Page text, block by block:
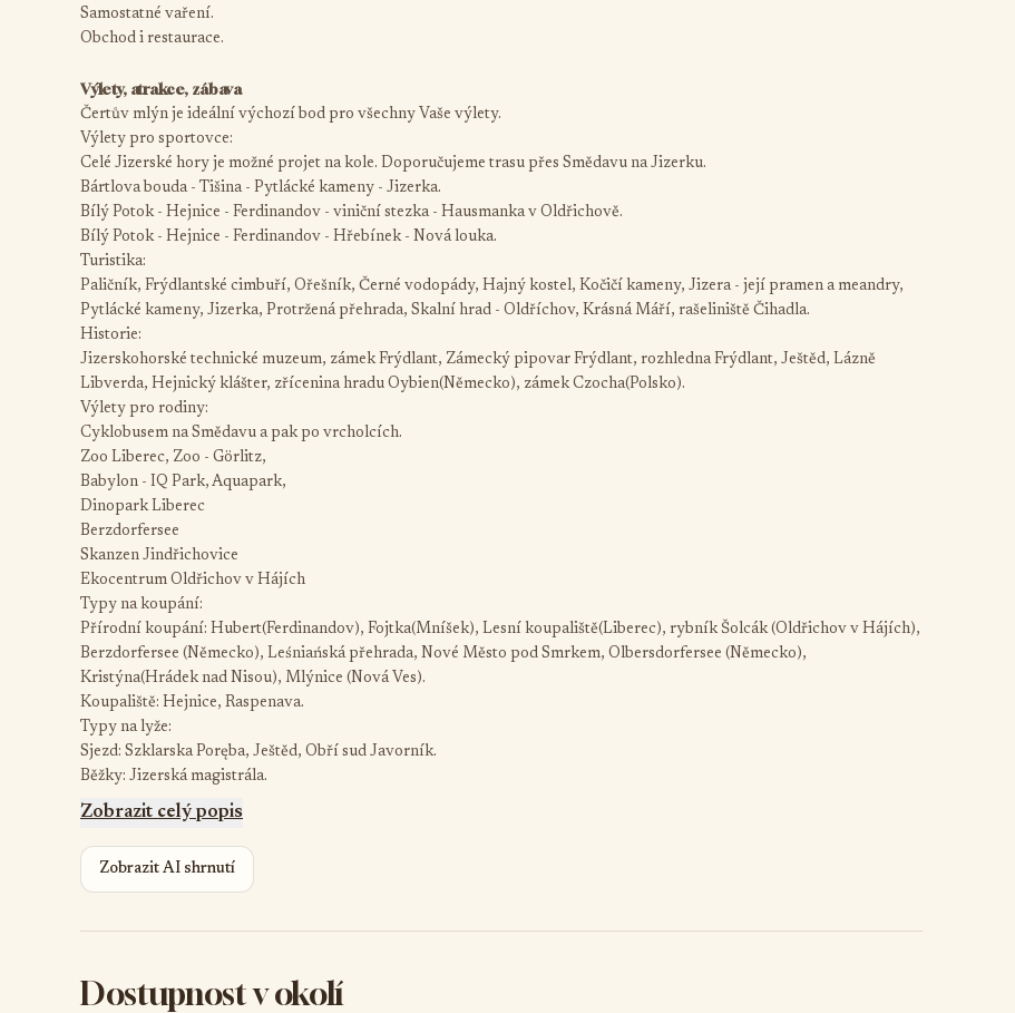
Samostatné vaření.
Obchod i restaurace.
Výlety, atrakce, zábava
Čertův mlýn je ideální výchozí bod pro všechny Vaše výlety.
Výlety pro sportovce:
Celé Jizerské hory je možné projet na kole. Doporučujeme trasu přes Smědavu na Jizerku.
Bártlova bouda - Tišina - Pytlácké kameny - Jizerka.
Bílý Potok - Hejnice - Ferdinandov - viniční stezka - Hausmanka v Oldřichově.
Bílý Potok - Hejnice - Ferdinandov - Hřebínek - Nová louka.
Turistika:
Paličník, Frýdlantské cimbuří, Ořešník, Černé vodopády, Hajný kostel, Kočičí kameny, Jizera - její pramen a meandry,
Pytlácké kameny, Jizerka, Protržená přehrada, Skalní hrad - Oldříchov, Krásná Máří, rašeliniště Čihadla.
Historie:
Jizerskohorské technické muzeum, zámek Frýdlant, Zámecký pipovar Frýdlant, rozhledna Frýdlant, Ještěd, Lázně
Libverda, Hejnický klášter, zřícenina hradu Oybien(Německo), zámek Czocha(Polsko).
Výlety pro rodiny:
Cyklobusem na Smědavu a pak po vrcholcích.
Zoo Liberec, Zoo - Görlitz,
Babylon - IQ Park, Aquapark,
Dinopark Liberec
Berzdorfersee
Skanzen Jindřichovice
Ekocentrum Oldřichov v Hájích
Typy na koupání:
Přírodní koupání: Hubert(Ferdinandov), Fojtka(Mníšek), Lesní koupaliště(Liberec), rybník Šolcák (Oldřichov v Hájích),
Berzdorfersee (Německo), Leśniańská přehrada, Nové Město pod Smrkem, Olbersdorfersee (Německo),
Kristýna(Hrádek nad Nisou), Mlýnice (Nová Ves).
Koupaliště: Hejnice, Raspenava.
Typy na lyže:
Sjezd: Szklarska Poręba, Ještěd, Obří sud Javorník.
Běžky: Jizerská magistrála.
Zobrazit celý popis
Zobrazit AI shrnutí
Dostupnost v okolí